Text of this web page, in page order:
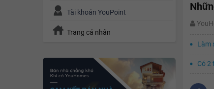
Tài khoản YouPoint
Trang cá nhân
Làm
Có 2